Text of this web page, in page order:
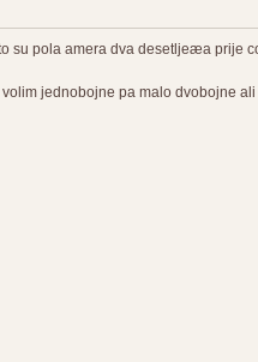
su pola amera dva desetljeæa prije
jednobojne pa malo dvobojne